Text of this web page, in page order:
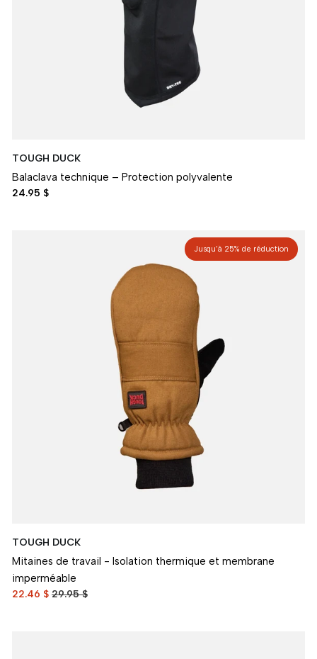
TOUGH DUCK
Balaclava technique – Protection polyvalente
24.95 $
Jusqu’à 25% de réduction
TOUGH DUCK
Mitaines de travail - Isolation thermique et membrane
imperméable
22.46 $ 29.95 $